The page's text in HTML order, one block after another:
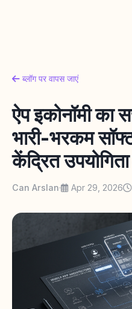
ब्लॉग पर वापस जाएं
ऐप इकोनॉमी
भारी-भरकम
केंद्रित
Can Arslan· Apr 29, 2026